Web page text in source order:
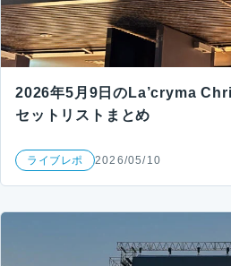
2026年5月9日のLa’cryma
セットリストまとめ
ライブレポ 2026/05/10